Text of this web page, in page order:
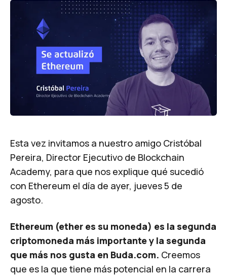
Esta vez invitamos a nuestro amigo Cristóbal
Pereira, Director Ejecutivo de Blockchain
Academy, para que nos explique qué sucedió
con Ethereum el día de ayer, jueves 5 de
agosto.
Ethereum (ether es su moneda) es la segunda
criptomoneda más importante y la segunda
que más nos gusta en Buda.com. Creemos
que es la que tiene más potencial en la carrera